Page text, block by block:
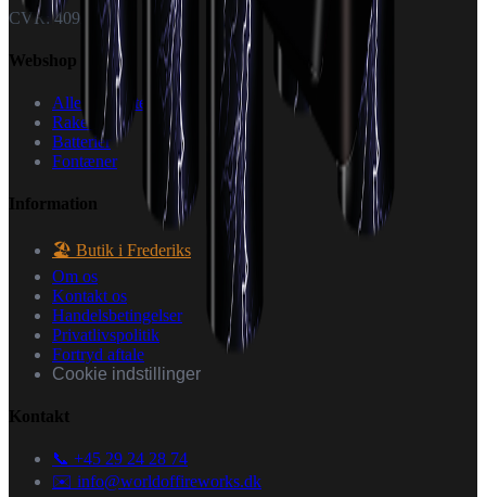
CVR: 40926151
Webshop
Alle produkter
Raketter
Batterier
Fontæner
Information
🏖️ Butik i Frederiks
Om os
Kontakt os
Handelsbetingelser
Privatlivspolitik
Fortryd aftale
Cookie indstillinger
Kontakt
📞 +45 29 24 28 74
✉️ info@worldoffireworks.dk